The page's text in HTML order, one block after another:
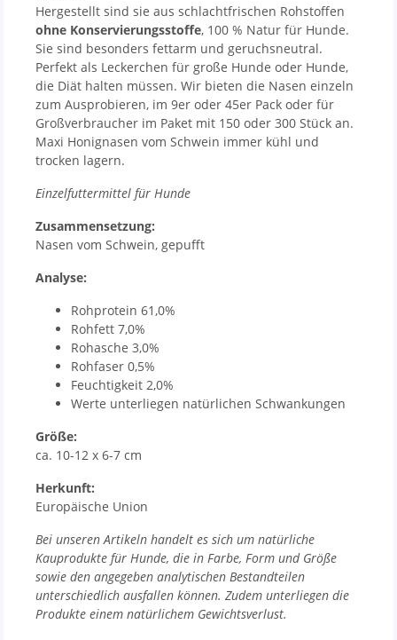
Hergestellt sind sie aus schlachtfrischen Rohstoffen
ohne Konservierungsstoffe, 100 % Natur für Hunde.
Sie sind besonders fettarm und geruchsneutral.
Perfekt als Leckerchen für große Hunde oder Hunde,
die Diät halten müssen. Wir bieten die Nasen einzeln
zum Ausprobieren, im 9er oder 45er Pack oder für
Großverbraucher im Paket mit 150 oder 300 Stück an.
Maxi Honignasen vom Schwein immer kühl und
trocken lagern.
Einzelfuttermittel für Hunde
Zusammensetzung:
Nasen vom Schwein, gepufft
Analyse:
Rohprotein 61,0%
Rohfett 7,0%
Rohasche 3,0%
Rohfaser 0,5%
Feuchtigkeit 2,0%
Werte unterliegen natürlichen Schwankungen
Größe:
ca. 10-12 x 6-7 cm
Herkunft:
Europäische Union
Bei unseren Artikeln handelt es sich um natürliche
Kauprodukte für Hunde, die in Farbe, Form und Größe
sowie den angegeben analytischen Bestandteilen
unterschiedlich ausfallen können. Zudem unterliegen die
Produkte einem natürlichem Gewichtsverlust.